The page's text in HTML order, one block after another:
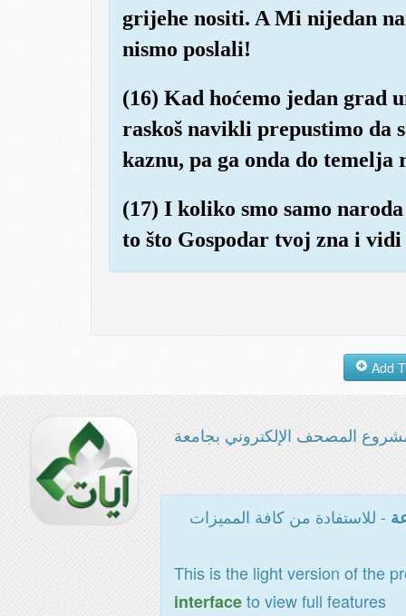
grijehe nositi. A Mi nijedan
nismo poslali!
(16) Kad hoćemo jedan grad
raskoš navikli prepustimo da
kaznu, pa ga onda do temelja
(17) I koliko smo samo
to što Gospodar tvoj zna i
المصحف الإلكتروني بجامعة
- للاستفادة من كافة المميزات
This is the light version of the
interfaceto view full features